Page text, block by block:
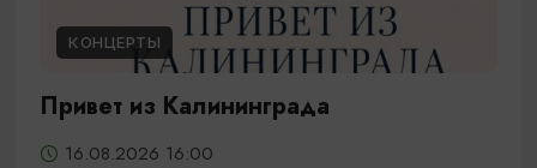
КОНЦЕРТЫ
Привет из Калининграда
16.08.2026 16:00